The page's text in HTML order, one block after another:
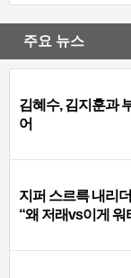
주요 뉴스
김혜수, 김지훈과
어
지퍼 스르륵 내리
“왜 저래vs이게 워